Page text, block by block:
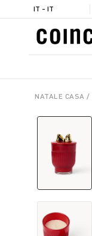
IT - IT
NATALE CASA